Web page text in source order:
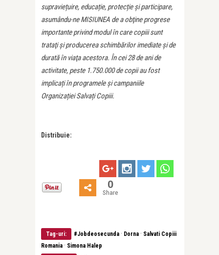
supraviețuire, educație, protecție și participare,
asumându-ne MISIUNEA de a obţine progrese
importante privind modul în care copiii sunt
trataţi şi producerea schimbărilor imediate şi de
durată în viaţa acestora. În cei 28 de ani de
activitate, peste 1.750.000 de copii au fost
implicați în programele și campaniile
Organizației Salvați Copiii.
Distribuie:
0
Share
Tag-uri: #Jobdeosecunda · Dorna · Salvati Copiii
Romania · Simona Halep